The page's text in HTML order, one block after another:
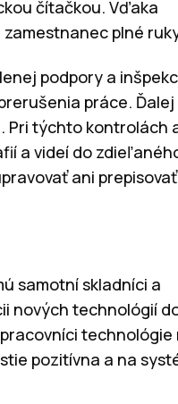
čítačkou. Vďaka
plné
podpory a
práce. Ďalej
Pri týchto kontrolách
a videí do
ani
samotní skladníci a
nových technológií
technológie
pozitívna a na